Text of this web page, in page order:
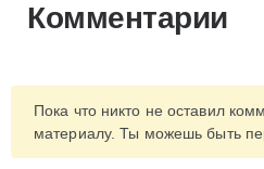
Комментарии
Пока что никто не оставил
материалу. Ты можешь быть